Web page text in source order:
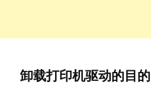
卸载打印机驱动的目的